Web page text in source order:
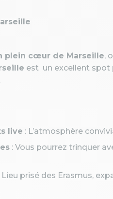
plein cœur de Marseille,
est un excellent spot
live : L’atmosphère
: Vous pourrez trinquer
Lieu prisé des Erasmus,